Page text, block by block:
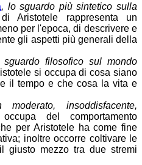
, lo sguardo più sintetico sulla
Aristotele rappresenta un
per l'epoca, di descrivere e
gli aspetti più generali della
filosofico sul mondo
si occupa di cosa siano
il tempo e che cosa la vita e
insoddisfacente,
del comportamento
per Aristotele ha come fine
inoltre occorre coltivare le
giusto mezzo tra due stremi